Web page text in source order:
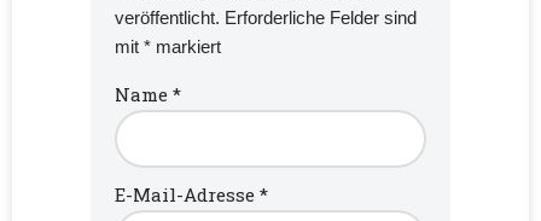
veröffentlicht. Erforderliche Felder sind
mit * markiert
Name *
E-Mail-Adresse *